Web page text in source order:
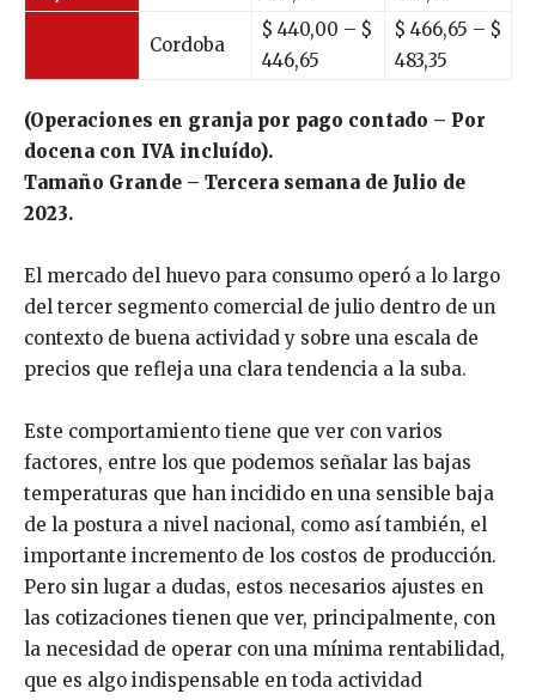
Cordoba
$ 440,00 – $
446,65
$ 466,65 – $
483,35
(Operaciones en granja por pago contado – Por
docena con IVA incluído).
Tamaño Grande – Tercera semana de Julio de
2023.
El mercado del huevo para consumo operó a lo largo
del tercer segmento comercial de julio dentro de un
contexto de buena actividad y sobre una escala de
precios que refleja una clara tendencia a la suba.
Este comportamiento tiene que ver con varios
factores, entre los que podemos señalar las bajas
temperaturas que han incidido en una sensible baja
de la postura a nivel nacional, como así también, el
importante incremento de los costos de producción.
Pero sin lugar a dudas, estos necesarios ajustes en
las cotizaciones tienen que ver, principalmente, con
la necesidad de operar con una mínima rentabilidad,
que es algo indispensable en toda actividad